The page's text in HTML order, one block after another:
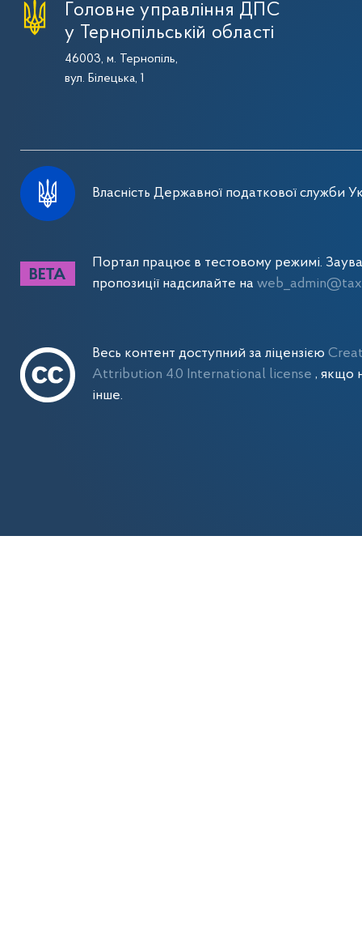
Головне управління ДПС
у Тернопільській області
46003, м. Тернопіль,
вул. Білецька, 1
Власність Державної податкової служби
Портал працює в тестовому режимі.
пропозиції надсилайте на
Весь контент доступний за ліцензією
Attribution 4.0 International license, якщо
інше.